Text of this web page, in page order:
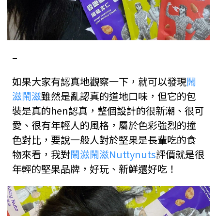
–
如果大家有認真地觀察一下，就可以發現鬧
滋鬧滋雖然是亂認真的道地口味，但它的包
裝是真的hen認真，整個設計的很新潮、很可
愛、很有年輕人的風格，屬於色彩強烈的撞
色對比，要說一般人對於堅果是長輩吃的食
物來看，我對鬧滋鬧滋Nuttynuts評價就是很
年輕的堅果品牌，好玩、新鮮還好吃！